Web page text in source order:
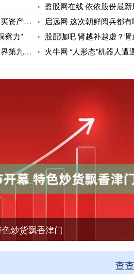
资事项
察力”
场战役
盈股网在线 依依股份最
启远网 这次朝鲜阅兵都
股配咖吧 肾越补越虚？肾虚分5
火牛网 “人形态”机器人遭
炒货飘香津门
查